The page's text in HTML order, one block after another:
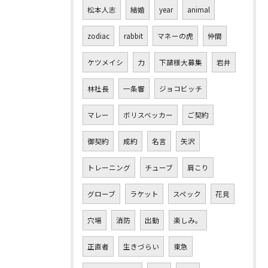
松本人志 結婚 year animal
zodiac rabbit マネーの虎 仲間
ケツメイシ 力 下請様大募集 岩井
林社長 一条響 ジョコビッチ
マレー ボリスベッカー ご契約
御契約 成約 名言 矢沢
トレーニング チューブ 肩こり
グローブ ラケット スペック 花見
穴場 消防 出動 楽しみ。
正直者 生きづらい 東急